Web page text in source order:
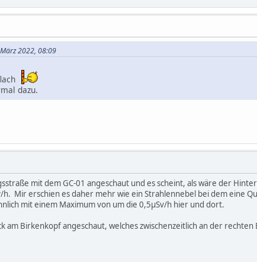
2022, 08:09
dazu.
mit dem GC-01 angeschaut und es scheint, als wäre der
h. Mir erschien es daher mehr wie ein Strahlennebel bei dem eine
mit einem Maximum von um die 0,5µSv/h hier und dort.
am Birkenkopf angeschaut, welches zwischenzeitlich an der